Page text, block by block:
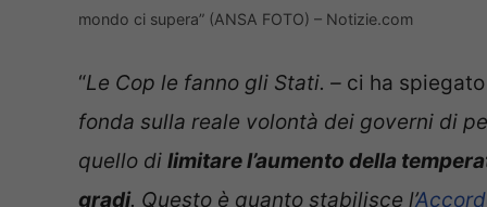
mondo ci supera” (ANSA FOTO) – Notizie.com
“Le Cop le fanno gli Stati. – ci ha
fonda sulla reale volontà dei governi di
quello di limitare l’aumento della
gradi. Questo è quanto stabilisce l’